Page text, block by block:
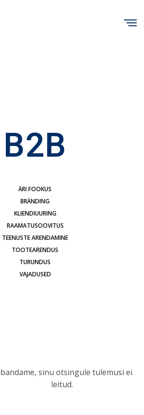
B2B
ÄRI FOOKUS
BRÄNDING
KLIENDIUURING
RAAMATUSOOVITUS
TEENUSTE ARENDAMINE
TOOTEARENDUS
TURUNDUS
VAJADUSED
sinu otsingule tulemusi ei
leitud.